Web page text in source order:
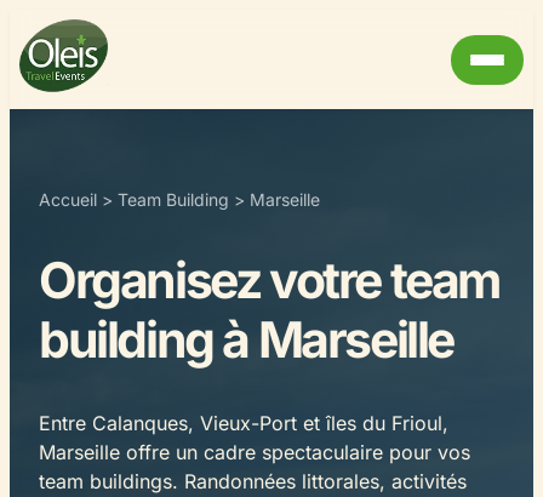
Accueil > Team Building > Marseille
Organisez votre team
building à Marseille
Entre Calanques, Vieux-Port et îles du Frioul,
Marseille offre un cadre spectaculaire pour vos
team buildings. Randonnées littorales, activités